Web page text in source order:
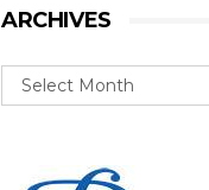
ARCHIVES